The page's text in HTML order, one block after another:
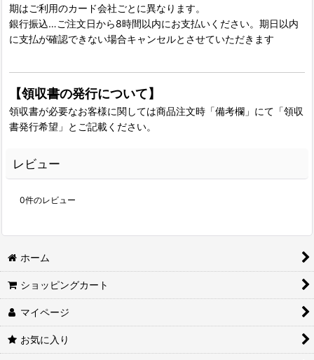
期はご利用のカード会社ごとに異なります。
銀行振込…ご注文日から8時間以内にお支払いください。期日以内
に支払が確認できない場合キャンセルとさせていただきます
【領収書の発行について】
領収書が必要なお客様に関しては商品注文時「備考欄」にて「領収
書発行希望」とご記載ください。
レビュー
0件のレビュー
ホーム
ショッピングカート
マイページ
お気に入り